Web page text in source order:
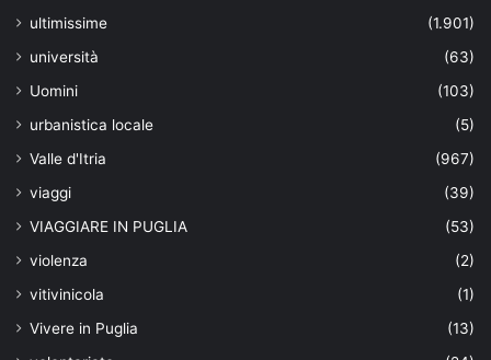
ultimissime
(1.901)
università
(63)
Uomini
(103)
urbanistica locale
(5)
Valle d'Itria
(967)
viaggi
(39)
VIAGGIARE IN PUGLIA
(53)
violenza
(2)
vitivinicola
(1)
Vivere in Puglia
(13)